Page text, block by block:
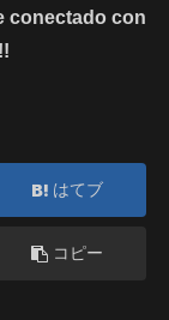
conectado con
はてブ
コピー